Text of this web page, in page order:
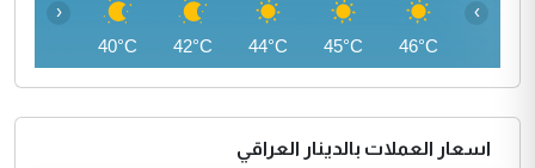
46°C
45°C
44°C
42°C
40°C
‹ ›
اسعار العملات بالدينار العراقي